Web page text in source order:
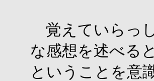
覚えていらっ
な感想を述べる
ということを意